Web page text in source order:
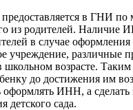
в ГНИ по
из родителей. Наличие
в случае оформления
учреждение, различные
возрасте. Таким
до достижения им
ИНН, а сделать
детского сада.